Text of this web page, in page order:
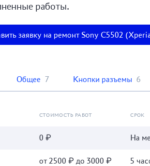
работы.
заявку на ремонт Sony C5502
Общее 7 Кнопки разъемы 6
СТОИМОСТЬ РАБОТ СРОК
0 ₽ На
от 2500 ₽ до 3000 ₽ 5